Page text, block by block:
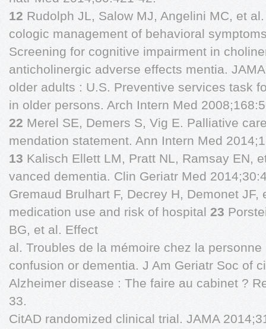
12 Rudolph JL, Salow MJ, Angelini MC, et
cologic management of behavioral
Screening for cognitive impairment in
anticholinergic adverse effects mentia.
older adults : U.S. Preventive services task
in older persons. Arch Intern Med
22 Merel SE, Demers S, Vig E. Palliative
mendation statement. Ann Intern Med
13 Kalisch Ellett LM, Pratt NL, Ramsay EN,
vanced dementia. Clin Geriatr Med
Gremaud Brulhart F, Decrey H, Demonet
medication use and risk of hospital 23
BG, et al. Effect
al. Troubles de la mémoire chez la
confusion or dementia. J Am Geriatr Soc of
Alzheimer disease : The faire au cabinet ?
33.
CitAD randomized clinical trial. JAMA